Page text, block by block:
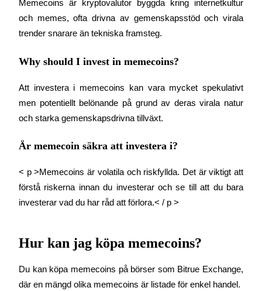
Memecoins är kryptovalutor byggda kring internetkultur
och memes, ofta drivna av gemenskapsstöd och virala
trender snarare än tekniska framsteg.
Why should I invest in memecoins?
Att investera i memecoins kan vara mycket spekulativt
men potentiellt belönande på grund av deras virala natur
och starka gemenskapsdrivna tillväxt.
Är memecoin säkra att investera i?
< p >Memecoins är volatila och riskfyllda. Det är viktigt att
förstå riskerna innan du investerar och se till att du bara
investerar vad du har råd att förlora.< / p >
Hur kan jag köpa memecoins?
Du kan köpa memecoins på börser som Bitrue Exchange,
där en mängd olika memecoins är listade för enkel handel.